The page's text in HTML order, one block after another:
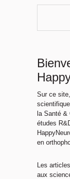
Sur ce
la Santé &
études
en
Les
aux